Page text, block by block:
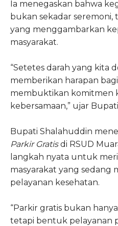
Ia menegaskan bahwa
bukan sekadar seremoni,
yang menggambarkan
masyarakat.
“Setetes darah yang kita
memberikan harapan
membuktikan komitmen
kebersamaan,” ujar
Bupati Shalahuddin
Parkir Gratisdi RSUD
langkah nyata untuk
masyarakat yang sedang
pelayanan kesehatan.
“Parkir gratis bukan
tetapi bentuk pelayanan